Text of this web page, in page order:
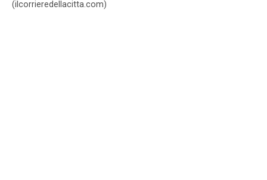
(ilcorrieredellacitta.com)